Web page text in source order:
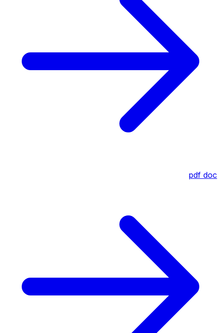
pdf doc